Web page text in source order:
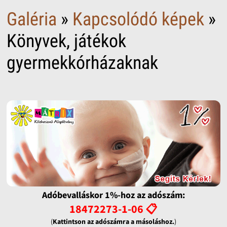
Galéria » Kapcsolódó képek»
Könyvek, játékok
gyermekkórházaknak
Adóbevalláskor 1%-hoz az adószám:
18472273-1-06 📋
(Kattintson az adószámra a másoláshoz.)